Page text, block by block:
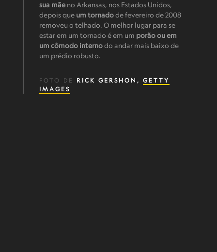
sua mãe no Arkansas, nos Estados Unidos,
depois que um tornadode fevereiro de 2008
removeu o telhado. O melhor lugar para se
estar em um tornado é em um porão ou em
um cômodo internodo andar mais baixo de
um prédio robusto.
FOTO DE RICK GERSHON, GETTY
IMAGES